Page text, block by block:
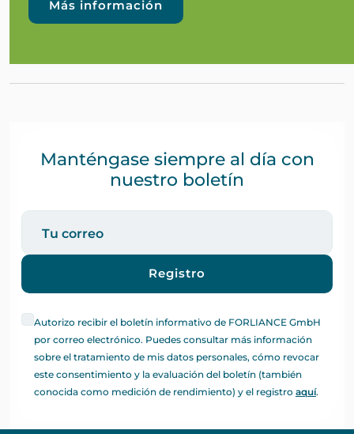
Más información
Manténgase siempre al día con
nuestro boletín
Registro
Autorizo recibir el boletín informativo de FORLIANCE GmbH
por correo electrónico. Puedes consultar más información
sobre el tratamiento de mis datos personales, cómo revocar
este consentimiento y la evaluación del boletín (también
conocida como medición de rendimiento) y el registro aquí.